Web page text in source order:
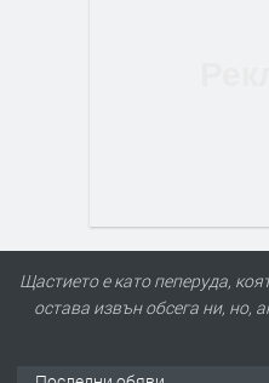
Щастието е като пеперуда,
остава извън обсега ни, но,